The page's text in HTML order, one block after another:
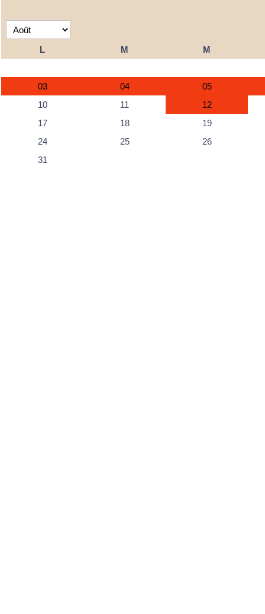
L M M
03 04
05
10
11
12
17
18
19
24
25
26
31